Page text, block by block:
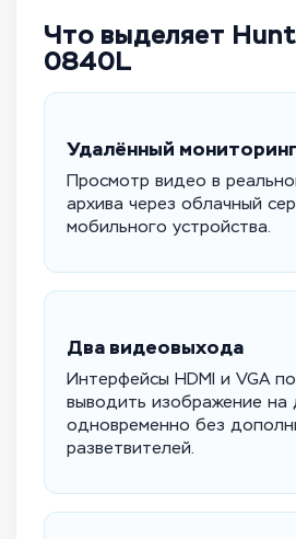
Что выделяет
0840L
Удалённый мониторинг
Просмотр видео в
архива через облачный
мобильного устройства.
Два видеовыхода
Интерфейсы HDMI и VGA
выводить изображение на
одновременно без
разветвителей.